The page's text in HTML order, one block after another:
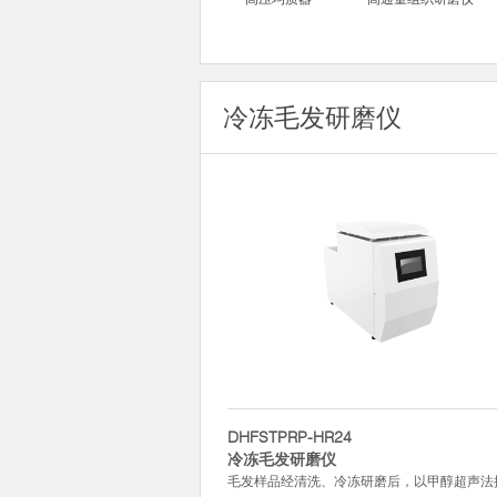
冷冻毛发研磨仪
DHFSTPRP-HR24
冷冻毛发研磨仪
毛发样品经清洗、冷冻研磨后，以甲醇超声法